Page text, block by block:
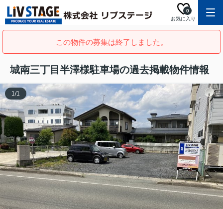
お気に入り
0
この物件の募集は終了しました。
城南三丁目半澤様駐車場の過去掲載物件情報
1/1